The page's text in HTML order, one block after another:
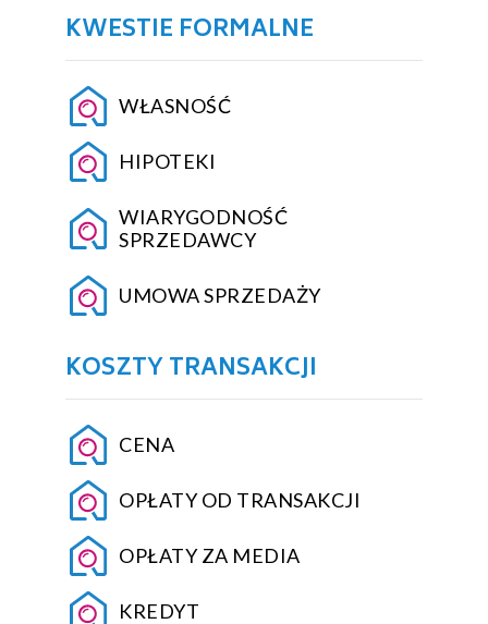
KWESTIE FORMALNE
WŁASNOŚĆ
HIPOTEKI
WIARYGODNOŚĆ
SPRZEDAWCY
UMOWA SPRZEDAŻY
KOSZTY TRANSAKCJI
CENA
OPŁATY OD TRANSAKCJI
OPŁATY ZA MEDIA
KREDYT